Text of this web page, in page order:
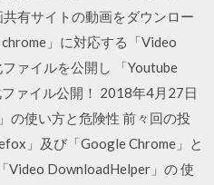
共有サイトの動画をダウンロー
」に対応する「Video
ァイルを公開し 「Youtube
ァイル公開！ 2018年4月27日
の使い方と危険性 前々回の投
」及び「Google Chrome」と
Video DownloadHelper」の 使